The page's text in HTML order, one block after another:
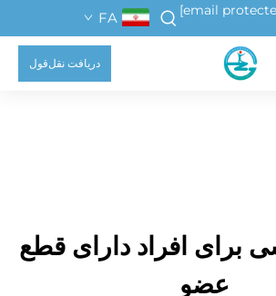
FA
دریافت نقل‌قول
برای افراد دارای قطع
عضو